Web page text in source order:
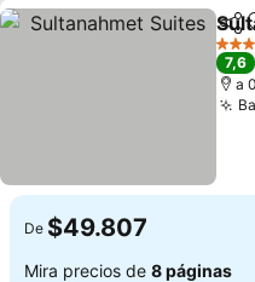
4
7,6
a
De $49.807
Mira precios de 8 páginas